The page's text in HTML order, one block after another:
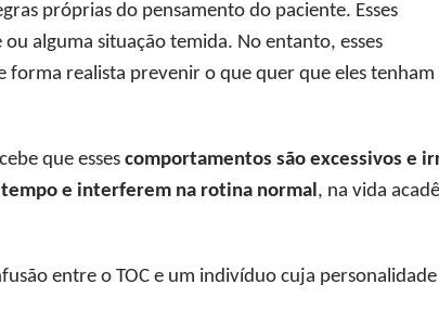
próprias do pensamento do paciente. Esses
alguma situação temida. No entanto, esses
forma realista prevenir o que quer que eles
que esses comportamentos são excessivos e
e interferem na rotina normal , na vida
entre o TOC e um indivíduo cuja